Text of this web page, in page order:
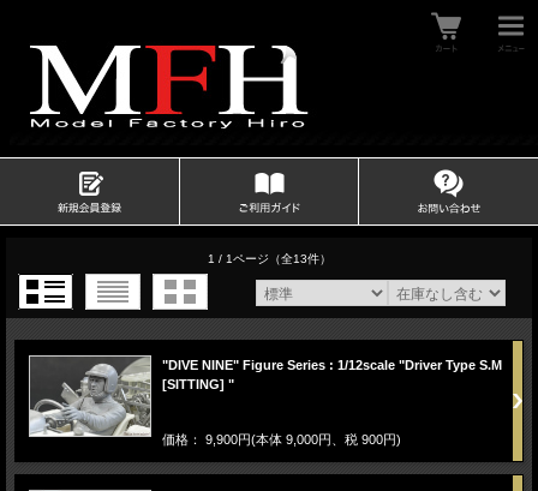
1 / 1ページ （全13件）
"DIVE NINE" Figure Series : 1/12scale "Driver Type S.M
[SITTING] "
価格： 9,900円(本体 9,000円、税 900円)